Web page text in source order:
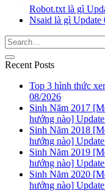
Robot.txt là gì
Nsaid là gì Update
Recent Posts
Top 3 hình thức
08/2026
Sinh Năm 2017
hướng nào]
Sinh Năm 2018
hướng nào]
Sinh Năm 2019
hướng nào]
Sinh Năm 2020
hướng nào]